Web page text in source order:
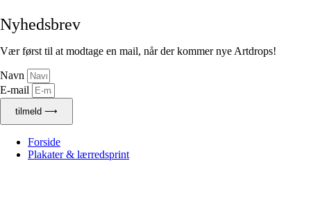
Nyhedsbrev
Vær først til at modtage en mail, når der kommer nye Artdrops!
Navn
E-mail
tilmeld ⟶
Forside
Plakater & lærredsprint